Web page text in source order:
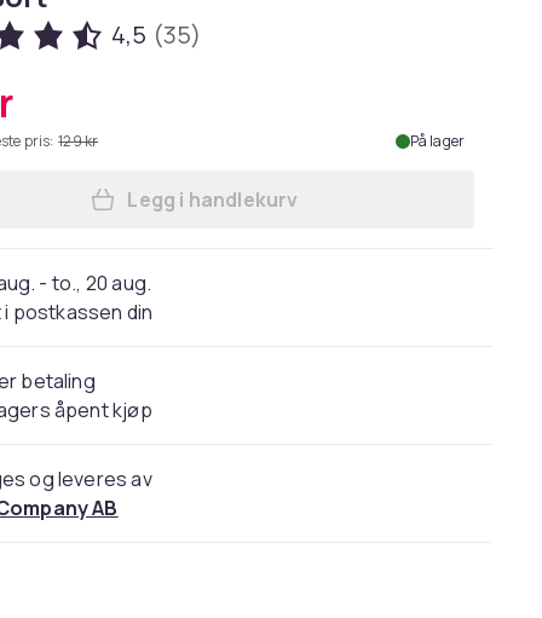
4,5 (35)
pris: 129 kr På lager
Legg Øreputer til Sennheiser
Legg i handlekurv
- to., 20 aug.
postkassen din
betaling
åpent kjøp
og leveres av
AB